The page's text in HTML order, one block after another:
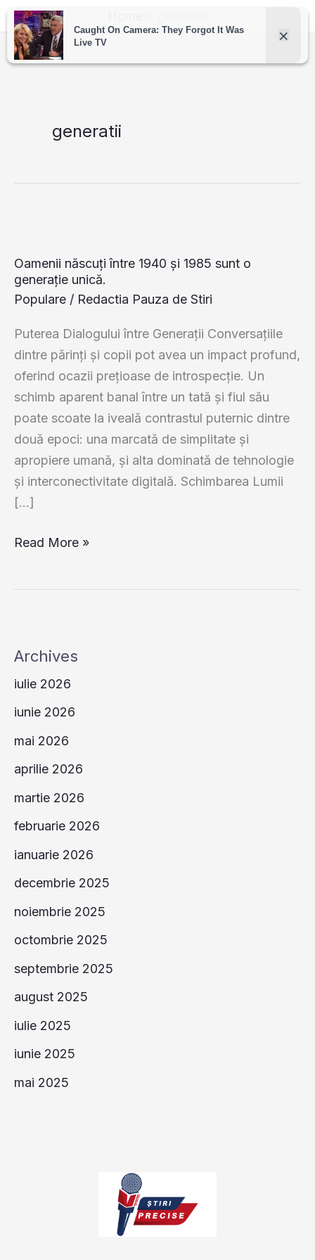
Skip
content
generatii
Oamenii născuți între 1940 și 1985 sunt o
generație unică.
Populare / Redactia Pauza de Stiri
Puterea Dialogului între Generații Conversațiile
dintre părinți și copii pot avea un impact profund,
oferind ocazii prețioase de introspecție. Un
schimb aparent banal între un tată și fiul său
poate scoate la iveală contrastul puternic dintre
două epoci: una marcată de simplitate și
apropiere umană, și alta dominată de tehnologie
și interconectivitate digitală. Schimbarea Lumii
[…]
Oamenii
1985
o
generație
Read More »
Archives
iulie 2026
iunie 2026
mai 2026
aprilie 2026
martie 2026
februarie 2026
ianuarie 2026
decembrie 2025
noiembrie 2025
octombrie 2025
septembrie 2025
august 2025
iulie 2025
iunie 2025
mai 2025